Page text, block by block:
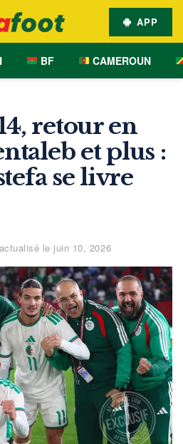
APP
BF CAMEROUN
retour en
et plus :
se livre
le juin 10, 2026